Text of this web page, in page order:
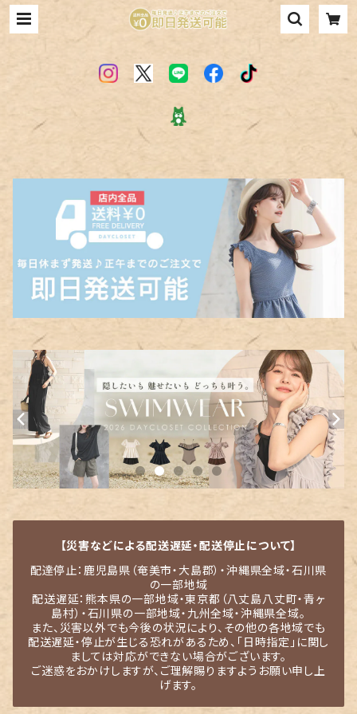
【災害などによる配送遅延・配送停止について】
配達停止：鹿児島県（奄美市・大島郡）・沖縄県全域・石川県
の一部地域
配送遅延：熊本県の一部地域・東京都（八丈島八丈町・青ヶ
島村）・石川県の一部地域・九州全域・沖縄県全域。
また、災害以外でも今後の状況により、その他の各地域でも
配送遅延・停止が生じる恐れがあるため、「日時指定」に関し
ましては対応ができない場合がございます。
ご迷惑をおかけしますが、ご理解賜りますようお願い申し上
げます。